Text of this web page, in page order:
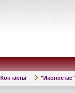
Контакты "Иконостас"